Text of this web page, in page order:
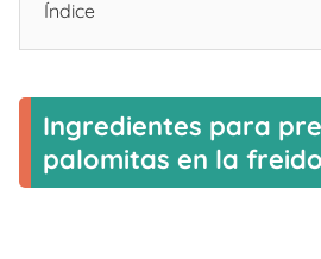
Índice
Ingredientes para
palomitas en la